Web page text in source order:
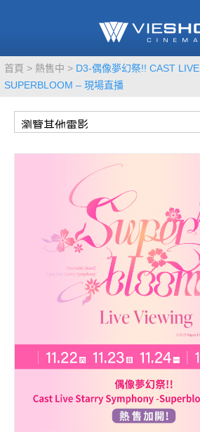
首頁 熱售中
D3-偶像夢幻祭!! CAST
SUPERBLOOM – 現場直播
熱售
TITAN SCREEN
MUCROWN
IMAX
VR 演唱會
GOLD CLASS
AD口述影像
LIVE演唱會
影城公告
中獎名單